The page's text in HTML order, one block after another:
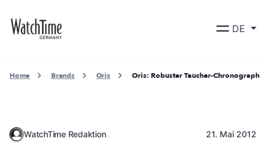
DE
Home Brands Oris Oris: Robuster Taucher-Chronograph
WatchTime Redaktion 21. Mai 2012